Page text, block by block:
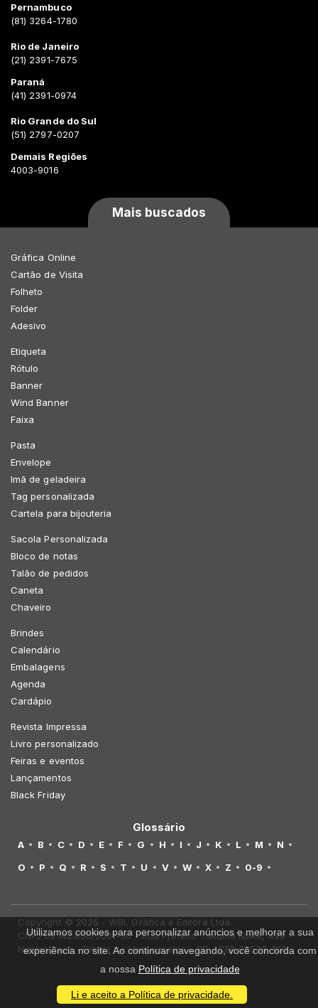
Pernambuco
(81) 3264-1780
Rio de Janeiro
(21) 2391-7675
Paraná
(41) 2391-0974
Rio Grande do Sul
(51) 2797-0207
Demais Regiões
4003-9016
Mais buscados
Gráfica Online
Cartão de Visita
Folheto
Folder
Adesivo
Etiqueta
Rótulo
Banner
Wind Banner
Faixa
Pasta
Envelope
Imã de geladeira
Tag personalizada
Cartela para bijouteria
Sacola Personalizada
Bloco de notas
Talão de pedidos
Caneta
Chaveiro
Brindes
Calendário
Embalagens
Agenda
Cardápio
Revista Impressa
Livro personalizado
Feiras e eventos
Lançamentos
Black Friday
Glossário
A B C D E F G H I J K L M
N
O
P Q R S T U V W X Z 0-9
Copyright © 2026 - WBL Gráfica e Editora Ltda.
CNPJ 08.142.850/0001-36 - Rua Prefeito Takume Koike, 499 -
Núcleo Itaim - Ferraz de Vasconcelos - SP - CEP 08538-100
Utilizamos cookies para personalizar anúncios e melhorar a sua
experiência no site. Ao continuar navegando, você concorda com
a nossa Política de privacidade
Li e aceito a Política de privacidade.